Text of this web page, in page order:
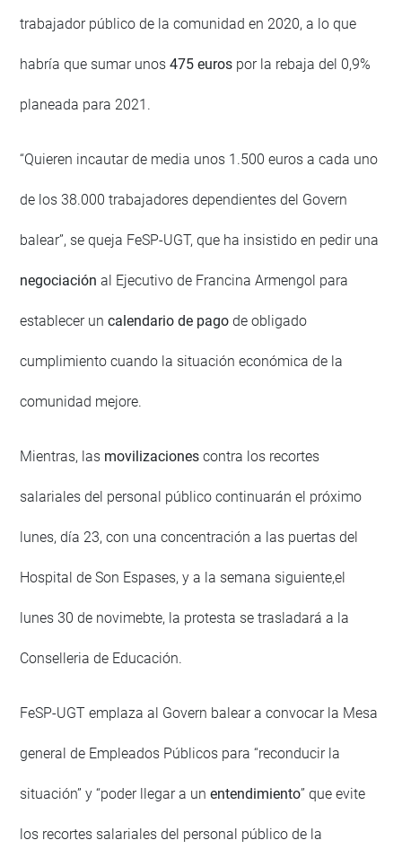
trabajador público de la comunidad en 2020, a lo que
habría que sumar unos475 euros por la rebaja del 0,9%
planeada para 2021.
“Quieren incautar de media unos 1.500 euros a cada uno
de los 38.000 trabajadores dependientes del Govern
balear”, se queja FeSP-UGT, que ha insistido en pedir una
negociaciónal Ejecutivo de Francina Armengol para
establecer uncalendario de pagode obligado
cumplimiento cuando la situación económica de la
comunidad mejore.
Mientras, las movilizaciones contra los recortes
salariales del personal público continuarán el próximo
lunes, día 23, con una concentración a las puertas del
Hospital de Son Espases, y a la semana siguiente,el
lunes 30 de novimebte, la protesta se trasladará a la
Conselleria de Educación.
FeSP-UGT emplaza al Govern balear a convocar la Mesa
general de Empleados Públicos para “reconducir la
situación” y “poder llegar a unentendimiento” que evite
los recortes salariales del personal público de la